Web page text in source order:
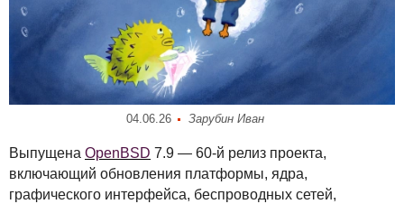
04.06.26 Зарубин Иван
Выпущена OpenBSD 7.9 — 60-й релиз проекта,
включающий обновления платформы, ядра,
графического интерфейса, беспроводных сетей,